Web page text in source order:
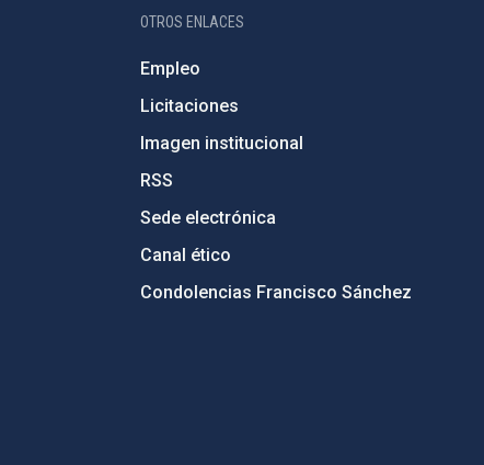
OTROS ENLACES
Empleo
Licitaciones
Imagen institucional
RSS
Sede electrónica
Canal ético
Condolencias Francisco Sánchez